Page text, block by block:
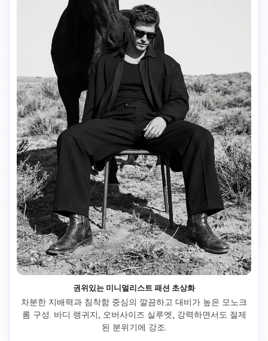
권위있는 미니멀리스트 패션 초상화
차분한 지배력과 침착함 중심의 깔끔하고 대비가 높은 모노크
롬 구성. 바디 랭귀지, 오버사이즈 실루엣, 강력하면서도 절제
된 분위기에 강조.